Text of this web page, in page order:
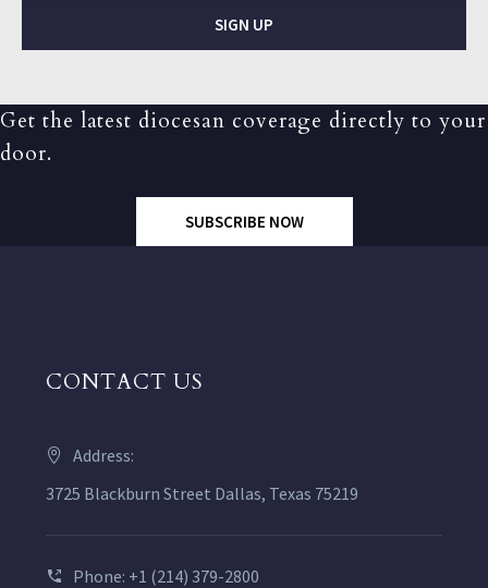
SIGN UP
Get the latest diocesan coverage directly to your
door.
SUBSCRIBE NOW
CONTACT US
Address:
3725 Blackburn Street Dallas, Texas 75219
Phone: +1 (214) 379-2800